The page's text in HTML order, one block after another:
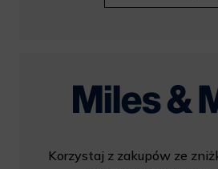
Korzystaj z zakupów ze